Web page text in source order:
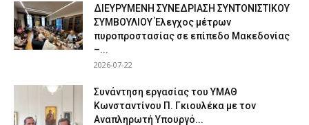
ΔΙΕΥΡΥΜΕΝΗ ΣΥΝΕΔΡΙΑΣΗ ΣΥΝΤΟΝΙΣΤΙΚΟΥ
ΣΥΜΒΟΥΛΙΟΥ Έλεγχος μέτρων
πυροπροστασίας σε επίπεδο Μακεδονίας
–...
2026-07-22
Συνάντηση εργασίας του ΥΜΑΘ
Κωνσταντίνου Π. Γκιουλέκα με τον
Αναπληρωτή Υπουργό...